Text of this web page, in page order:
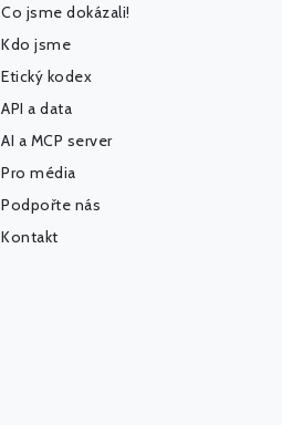
Co jsme dokázali!
Kdo jsme
Etický kodex
API a data
AI a MCP server
Pro média
Podpořte nás
Kontakt